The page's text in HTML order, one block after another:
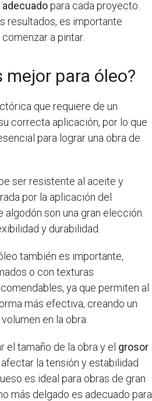
para cada proyecto.
resultados, es importante
a pintar.
mejor para óleo?
que requiere de un
correcta aplicación, por lo que
para lograr una obra de
ser resistente al aceite y
por la aplicación del
algodón son una gran elección
y durabilidad.
también es importante,
o con texturas
ya que permiten al
más efectiva, creando un
en la obra.
el tamaño de la obra y el grosor
la tensión y estabilidad
es ideal para obras de gran
más delgado es adecuado para